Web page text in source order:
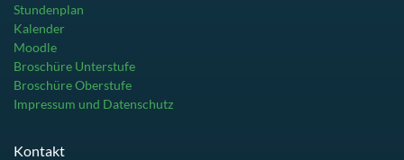
Stundenplan
Kalender
Moodle
Broschüre Unterstufe
Broschüre Oberstufe
Impressum und Datenschutz
Kontakt